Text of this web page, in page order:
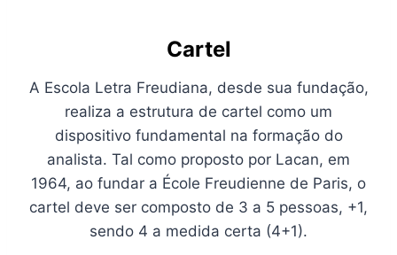
Cartel
A Escola Letra Freudiana, desde sua fundação,
realiza a estrutura de cartel como um
dispositivo fundamental na formação do
analista. Tal como proposto por Lacan, em
1964, ao fundar a École Freudienne de Paris, o
cartel deve ser composto de 3 a 5 pessoas, +1,
sendo 4 a medida certa (4+1).